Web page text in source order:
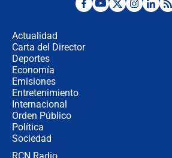
¿La posesión
Actualidad
Carta del Director
Deportes
Economía
Emisiones
Entretenimiento
Internacional
Orden Público
Política
Sociedad